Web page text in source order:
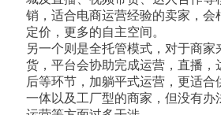
销，适合电商运营经验的卖家，会
定价，更多的自主空间。
另一个则是全托管模式，对于商家
货，平台会协助完成运营，直播，
后等环节，加躺平式运营，更适合
一体以及工厂型的商家，但没有办